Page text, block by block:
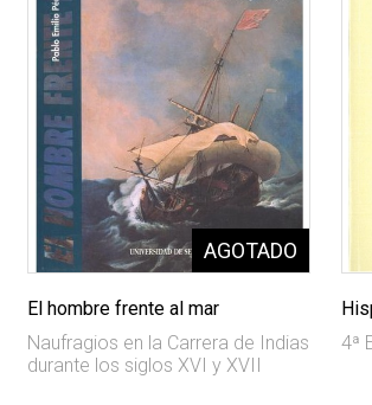
El hombre frente al mar
Naufragios en la Carrera de Indias
durante los siglos XVI y XVII
4ª